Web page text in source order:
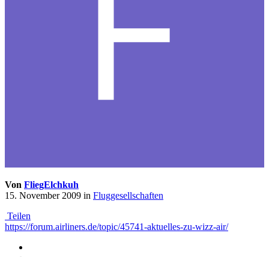
Von FliegElchkuh
15. November 2009 in Fluggesellschaften
Teilen
https://forum.airliners.de/topic/45741-aktuelles-zu-wizz-air/